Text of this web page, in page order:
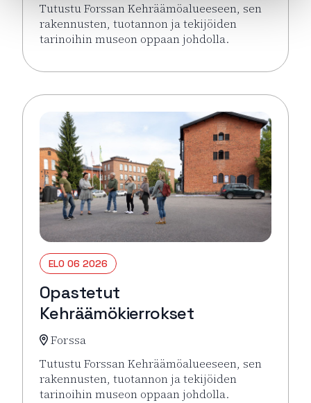
Tutustu Forssan Kehräämöalueeseen, sen
rakennusten, tuotannon ja tekijöiden
tarinoihin museon oppaan johdolla.
Lue lisää tapahtumasta Opastetut
ELO 06 2026
Opastetut
Kehräämökierrokset
Forssa
Tutustu Forssan Kehräämöalueeseen, sen
rakennusten, tuotannon ja tekijöiden
tarinoihin museon oppaan johdolla.